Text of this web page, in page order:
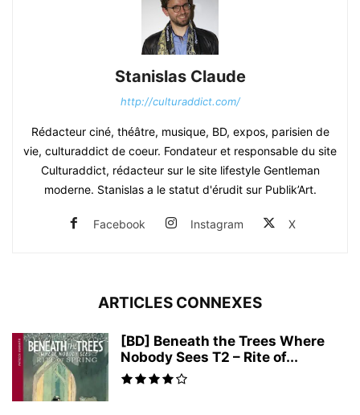
Stanislas Claude
http://culturaddict.com/
Rédacteur ciné, théâtre, musique, BD, expos, parisien de
vie, culturaddict de coeur. Fondateur et responsable du site
Culturaddict, rédacteur sur le site lifestyle Gentleman
moderne. Stanislas a le statut d'érudit sur Publik’Art.
Facebook Instagram X
ARTICLES CONNEXES
[BD] Beneath the Trees Where
Nobody Sees T2 – Rite of...